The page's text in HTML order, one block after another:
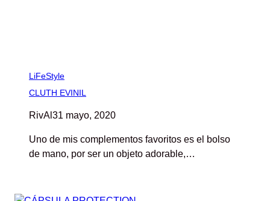
LiFeStyle
CLUTH EVINIL
RivAl 31 mayo, 2020
Uno de mis complementos favoritos es el bolso
de mano, por ser un objeto adorable,…